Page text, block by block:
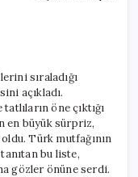
Yemekleri
Belirlendi**
için
sıraladığı
açıkladı.
öne çıktığı
en büyük sürpriz,
Türk mutfağının
bu liste,
gözler önüne serdi.